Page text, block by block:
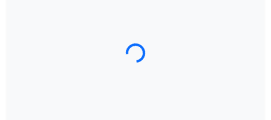
Загрузка трека...